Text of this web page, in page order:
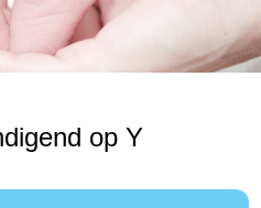
op Y